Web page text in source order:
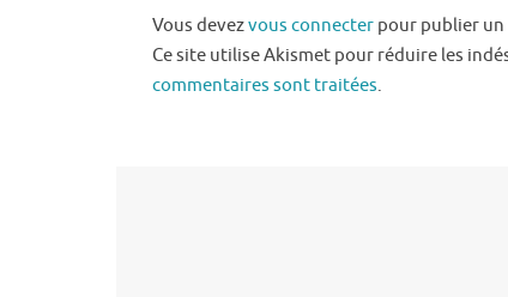
Vous devezvous connecter pour publier
Ce site utilise Akismet pour réduire les
commentaires sont traitées.